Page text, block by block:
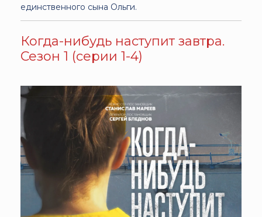
единственного сына Ольги.
Когда-нибудь наступит завтра.
Сезон 1 (серии 1-4)